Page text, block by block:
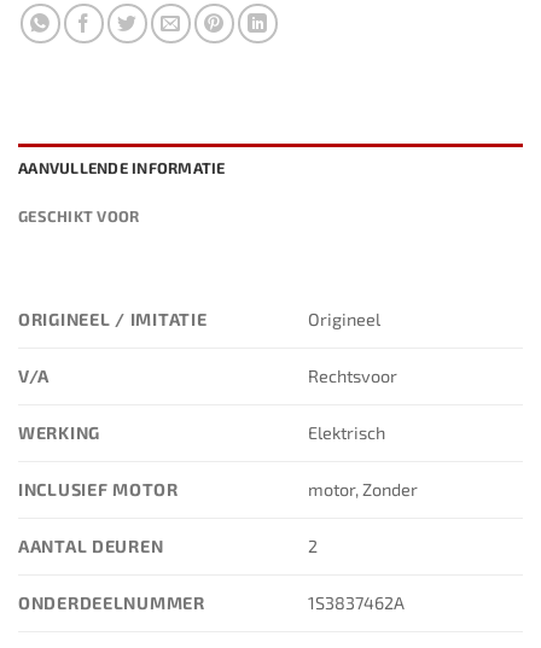
AANVULLENDE INFORMATIE
GESCHIKT VOOR
ORIGINEEL / IMITATIE Origineel
V/A Rechtsvoor
WERKING Elektrisch
INCLUSIEF MOTOR motor, Zonder
AANTAL DEUREN 2
ONDERDEELNUMMER 1S3837462A